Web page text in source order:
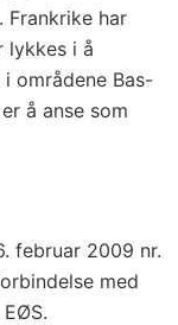
Frankrike har
lykkes i å
områdene Bas-
å anse som
februar 2009 nr.
med